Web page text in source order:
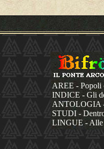
AREE - Popoli
INDICE - Gli
ANTOLOGIA
STUDI -
LINGUE - Alle